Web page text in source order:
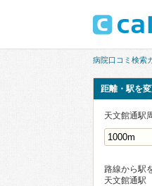
病院口コミ検索
距離・駅を
天文館通駅
路線から駅
天文館通駅